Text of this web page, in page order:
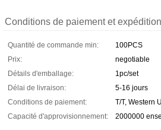
Conditions de paiement et expédition
Quantité de commande min:
100PCS
Prix:
negotiable
Détails d'emballage:
1pc/set
Délai de livraison:
5-16 jours
Conditions de paiement:
T/T, Western
Capacité d'approvisionnement:
2000000